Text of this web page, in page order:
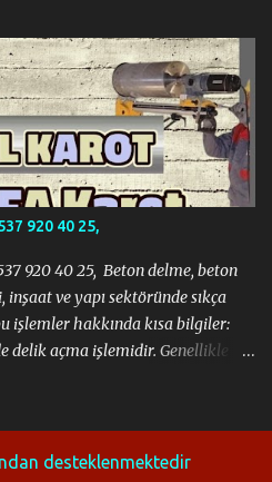
olan her türlü beton kesme
Beton Delme, Beton
KAROT, 0537 920 40 25 Neden
Ekip: Alanında eğitimli ve
projelerinizi en iyi şekilde
En yeni ve en verimli beton
kullanarak iş güvenliğini ve
· ...
920 40 25,
920 40 25, Beton delme, beton
ve yapı sektöründe sıkça
işlemler hakkında kısa bilgiler:
delik açma işlemidir. Genellikle
kesilmesi işlemidir. Kapı,
yapmak için kullanılır.
desteklenmektedir